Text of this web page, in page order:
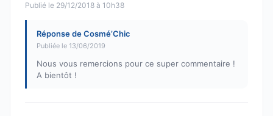
Publié le 29/12/2018 à 10h38
Réponse de Cosmé’Chic
Publiée le 13/06/2019
Nous vous remercions pour ce super commentaire !
A bientôt !